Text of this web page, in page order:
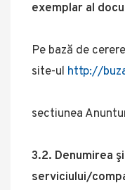
exemplar al
Pe bază de
site-ul http://
sectiunea
3.2. Denumirea
serviciului/